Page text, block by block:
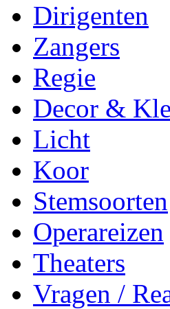
Dirigenten
Zangers
Regie
Decor &
Licht
Koor
Stemsoorten
Operareizen
Theaters
Vragen /